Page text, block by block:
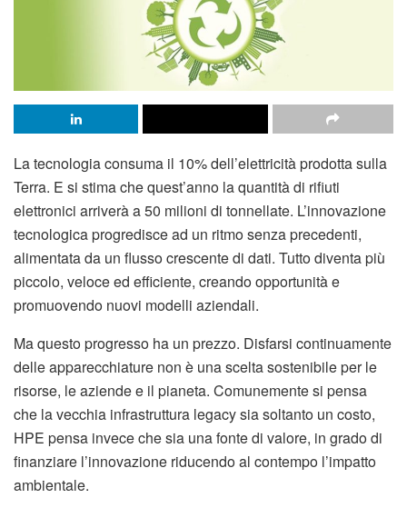
La tecnologia consuma il 10% dell’elettricità prodotta sulla
Terra. E si stima che quest’anno la quantità di rifiuti
elettronici arriverà a 50 milioni di tonnellate. L’innovazione
tecnologica progredisce ad un ritmo senza precedenti,
alimentata da un flusso crescente di dati. Tutto diventa più
piccolo, veloce ed efficiente, creando opportunità e
promuovendo nuovi modelli aziendali.
Ma questo progresso ha un prezzo. Disfarsi continuamente
delle apparecchiature non è una scelta sostenibile per le
risorse, le aziende e il pianeta. Comunemente si pensa
che la vecchia infrastruttura legacy sia soltanto un costo,
HPE pensa invece che sia una fonte di valore, in grado di
finanziare l’innovazione riducendo al contempo l’impatto
ambientale.